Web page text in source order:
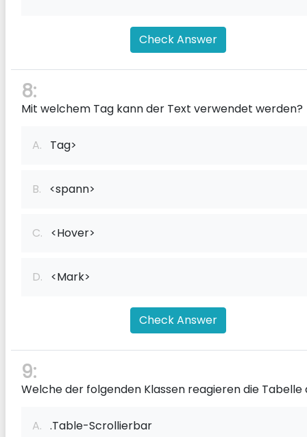
Check Answer
8:
Mit welchem ​​Tag kann der Text verwendet werden?
A. Tag>
B. <spann>
C. <Hover>
D. <Mark>
Check Answer
9:
Welche der folgenden Klassen reagieren die Tabelle
A. .Table-Scrollierbar